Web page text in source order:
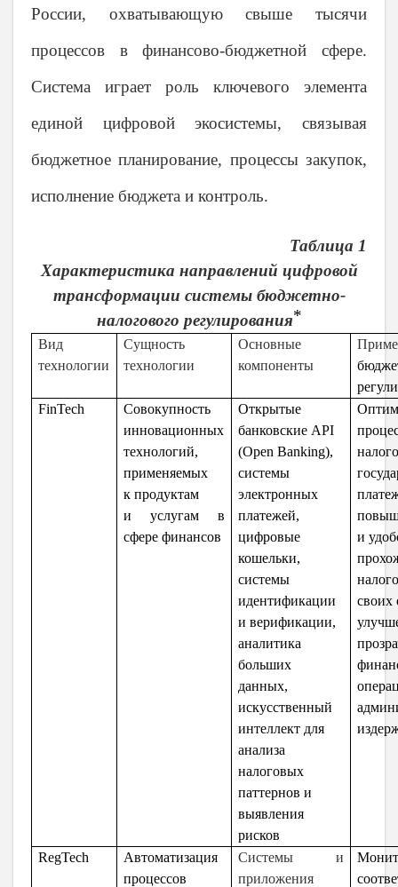
России, охватывающую свыше тысячи
процессов в финансово-бюджетной сфере.
Система играет роль ключевого элемента
единой цифровой экосистемы, связывая
бюджетное планирование, процессы закупок,
исполнение бюджета и контроль.
Таблица 1
Характеристика направлений цифровой
трансформации системы бюджетно-
налогового регулирования*
Вид
технологии
Сущность
технологии
Основные
компоненты
FinTech
Совокупность
инновационных
технологий,
применяемых
к продуктам
и услугам в
сфере финансов
Открытые
банковские API
(Open Banking),
системы
электронных
платежей,
цифровые
кошельки,
системы
идентификации
и верификации,
аналитика
больших
данных,
искусственный
интеллект для
анализа
налоговых
паттернов и
выявления
рисков
и
своих
RegTech
Автоматизация
процессов
Системы и
приложения